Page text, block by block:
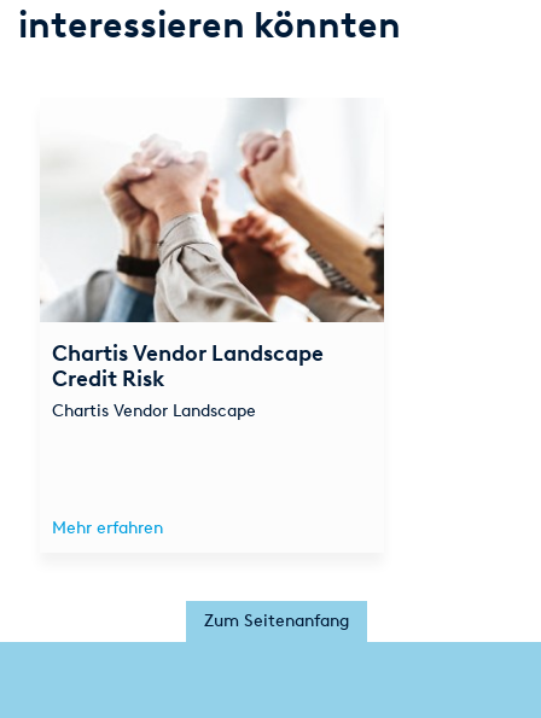
interessieren könnten
Chartis Vendor Landscape
Credit Risk
Chartis Vendor Landscape
Mehr erfahren
Zum Seitenanfang